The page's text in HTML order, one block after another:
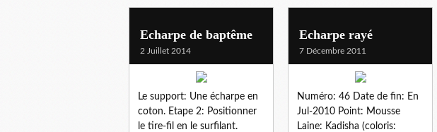
echarpe
Echarpe de baptême
2 Juillet 2014
Le support: Une écharpe en
coton. Etape 2: Positionner
le tire-fil en le surfilant.
Echarpe rayé
7 Décembre 2011
Numéro: 46 Date de fin: En
Jul-2010 Point: Mousse
Laine: Kadisha (coloris: